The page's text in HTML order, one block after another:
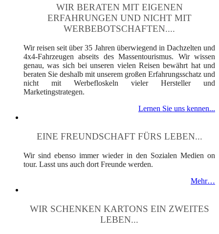
WIR BERATEN MIT EIGENEN
ERFAHRUNGEN UND NICHT MIT
WERBEBOTSCHAFTEN....
Wir reisen seit über 35 Jahren überwiegend in Dachzelten und
4x4-Fahrzeugen abseits des Massentourismus. Wir wissen
genau, was sich bei unseren vielen Reisen bewährt hat und
beraten Sie deshalb mit unserem großen Erfahrungsschatz und
nicht mit Werbefloskeln vieler Hersteller und
Marketingstrategen.
Lernen Sie uns kennen...
EINE FREUNDSCHAFT FÜRS LEBEN...
Wir sind ebenso immer wieder in den Sozialen Medien on
tour. Lasst uns auch dort Freunde werden.
Mehr…
WIR SCHENKEN KARTONS EIN ZWEITES
LEBEN...